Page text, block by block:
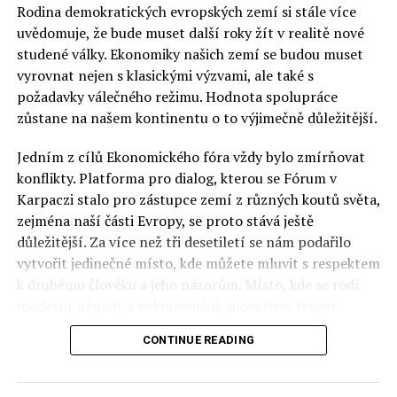
Rodina demokratických evropských zemí si stále více
uvědomuje, že bude muset další roky žít v realitě nové
studené války. Ekonomiky našich zemí se budou muset
vyrovnat nejen s klasickými výzvami, ale také s
požadavky válečného režimu. Hodnota spolupráce
zůstane na našem kontinentu o to výjimečně důležitější.
Jedním z cílů Ekonomického fóra vždy bylo zmírňovat
konflikty. Platforma pro dialog, kterou se Fórum v
Karpaczi stalo pro zástupce zemí z různých koutů světa,
zejména naší části Evropy, se proto stává ještě
důležitější. Za více než tři desetiletí se nám podařilo
vytvořit jedinečné místo, kde můžete mluvit s respektem
k druhému člověku a jeho názorům. Místo, kde se rodí
Polsko musí mít instituce, jejichž horizont činnosti je
politický tým. Pouze to vám dává šanci skutečně řešit
CONTINUE READING